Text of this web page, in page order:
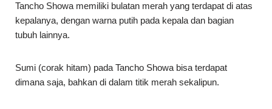
Tancho Showa memiliki bulatan merah yang terdapat di atas
kepalanya, dengan warna putih pada kepala dan bagian
tubuh lainnya.
Sumi (corak hitam) pada Tancho Showa bisa terdapat
dimana saja, bahkan di dalam titik merah sekalipun.